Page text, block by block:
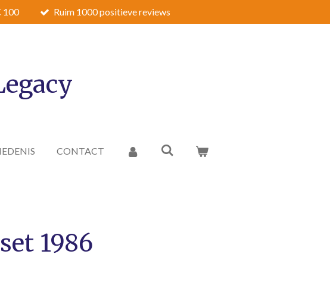
100 Ruim 1000 positieve reviews
CONTACT
1986